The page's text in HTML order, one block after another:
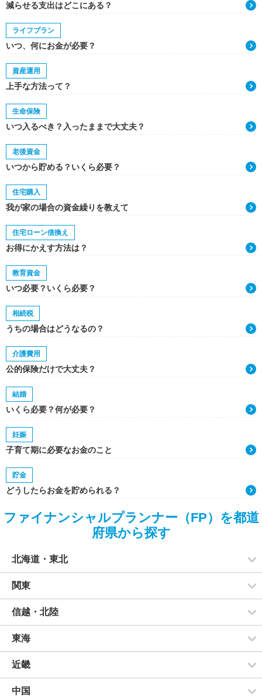
減らせる支出はどこにある？
ライフプラン
いつ、何にお金が必要？
資産運用
上手な方法って？
生命保険
いつ入るべき？入ったままで大丈夫？
老後資金
いつから貯める？いくら必要？
住宅購入
我が家の場合の資金繰りを教えて
住宅ローン借換え
お得にかえす方法は？
教育資金
いつ必要？いくら必要？
相続税
うちの場合はどうなるの？
介護費用
公的保険だけで大丈夫？
結婚
いくら必要？何が必要？
妊娠
子育て期に必要なお金のこと
貯金
どうしたらお金を貯められる？
ファイナンシャルプランナー（FP）を都道
府県から探す
北海道・東北
関東
信越・北陸
東海
近畿
中国